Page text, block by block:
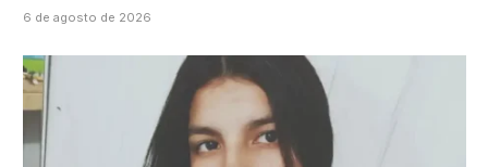
6 de agosto de 2026